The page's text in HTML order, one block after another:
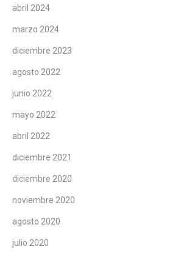
abril 2024
marzo 2024
diciembre 2023
agosto 2022
junio 2022
mayo 2022
abril 2022
diciembre 2021
diciembre 2020
noviembre 2020
agosto 2020
julio 2020